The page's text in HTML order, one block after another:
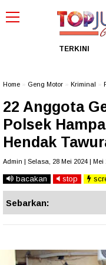
TERKINI
Home Geng Motor Kriminal
22 Anggota
Polsek
Hendak
Admin | Selasa, 28 Mei 2024 | Mei
bacakan stop
Sebarkan: